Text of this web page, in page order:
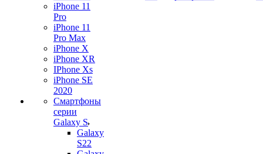
iPhone 11
Pro
iPhone 11
Pro Max
iPhone X
iPhone XR
IPhone Xs
iPhone SE
2020
Смартфоны
серии
Galaxy S
Galaxy
S22